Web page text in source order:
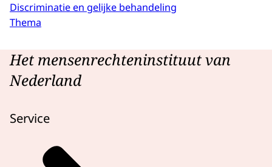
Discriminatie en gelijke behandeling
Thema
Het mensenrechteninstituut van
Nederland
Service